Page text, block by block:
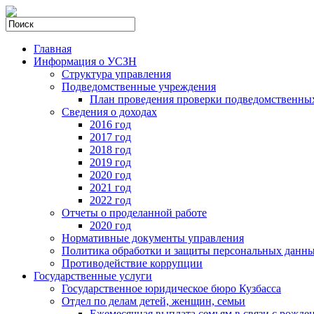
Главная
Информация о УСЗН
Структура управления
Подведомственные учреждения
План проведения проверки
Сведения о доходах
2016 год
2017 год
2018 год
2019 год
2020 год
2021 год
2022 год
Отчеты о проделанной работе
2020 год
Нормативные документы управления
Политика обработки и защиты персональных
Противодействие коррупции
Государственные услуги
Государственное юридическое бюро Кузбасса
Отдел по делам детей, женщин, семьи